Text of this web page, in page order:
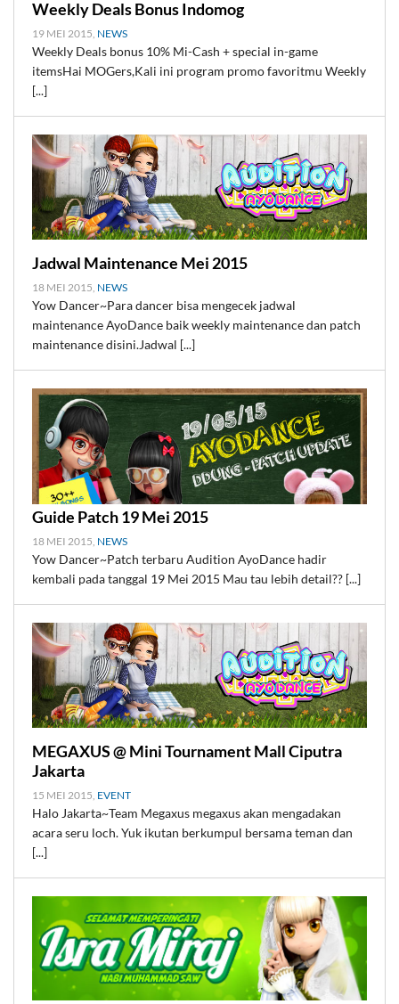
Weekly Deals Bonus Indomog
19 MEI 2015, NEWS
Weekly Deals bonus 10% Mi-Cash + special in-game
itemsHai MOGers,Kali ini program promo favoritmu Weekly
[...]
Jadwal Maintenance Mei 2015
18 MEI 2015, NEWS
Yow Dancer~Para dancer bisa mengecek jadwal
maintenance AyoDance baik weekly maintenance dan patch
maintenance disini.Jadwal [...]
Guide Patch 19 Mei 2015
18 MEI 2015, NEWS
Yow Dancer~Patch terbaru Audition AyoDance hadir
kembali pada tanggal 19 Mei 2015 Mau tau lebih detail?? [...]
MEGAXUS @ Mini Tournament Mall Ciputra
Jakarta
15 MEI 2015, EVENT
Halo Jakarta~Team Megaxus megaxus akan mengadakan
acara seru loch. Yuk ikutan berkumpul bersama teman dan
[...]